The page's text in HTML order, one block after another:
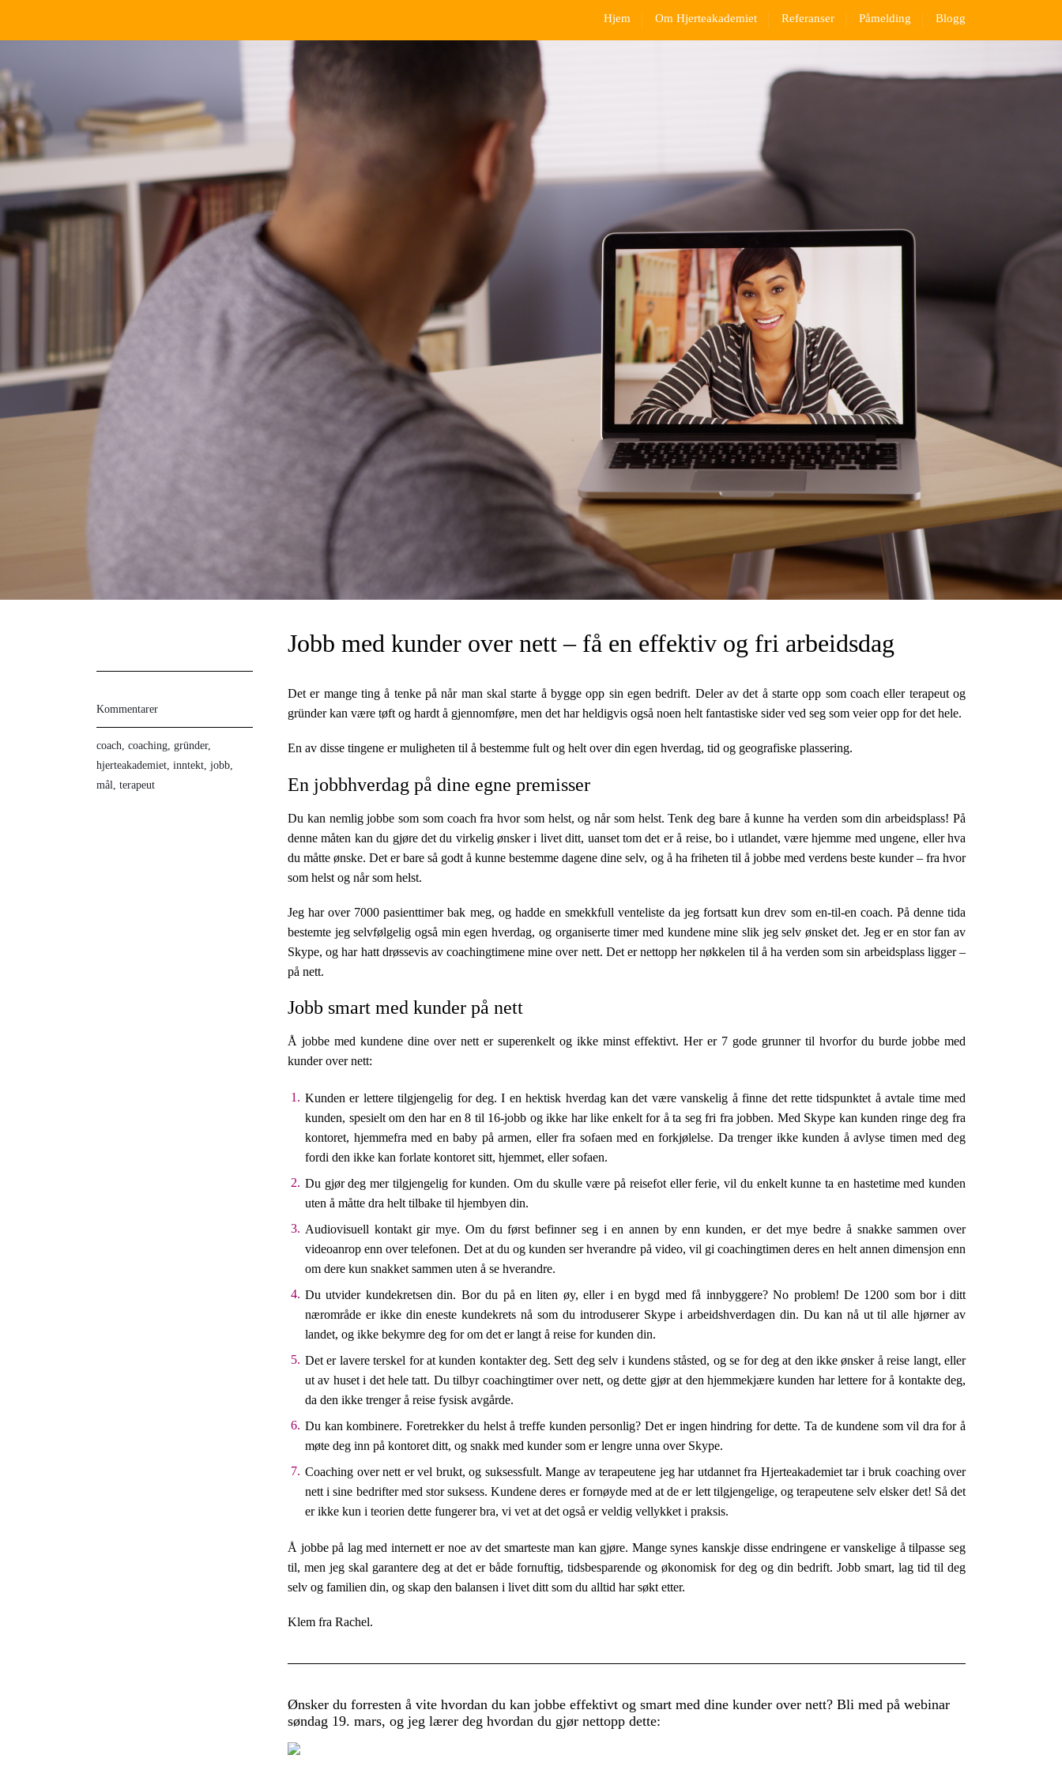
Hjem Om Hjerteakademiet Referanser Påmelding Blogg
Jobb med kunder over nett – få en effektiv og fri arbeidsdag
Kommentarer
coach coaching gründer,
hjerteakademiet inntekt jobb
mål terapeut
Det er mange ting å tenke på når man skal starte å bygge opp sin egen bedrift. Deler av det å starte opp som coach eller terapeut og
gründer kan være tøft og hardt å gjennomføre, men det har heldigvis også noen helt fantastiske sider ved seg som veier opp for det hele.
En av disse tingene er muligheten til å bestemme fult og helt over din egen hverdag, tid og geografiske plassering.
En jobbhverdag på dine egne premisser
Du kan nemlig jobbe som som coach fra hvor som helst, og når som helst. Tenk deg bare å kunne ha verden som din arbeidsplass! På
denne måten kan du gjøre det du virkelig ønsker i livet ditt, uanset tom det er å reise, bo i utlandet, være hjemme med ungene, eller hva
du måtte ønske. Det er bare så godt å kunne bestemme dagene dine selv, og å ha friheten til å jobbe med verdens beste kunder – fra hvor
som helst og når som helst.
Jeg har over 7000 pasienttimer bak meg, og hadde en smekkfull venteliste da jeg fortsatt kun drev som en-til-en coach. På denne tida
bestemte jeg selvfølgelig også min egen hverdag, og organiserte timer med kundene mine slik jeg selv ønsket det. Jeg er en stor fan av
Skype, og har hatt drøssevis av coachingtimene mine over nett. Det er nettopp her nøkkelen til å ha verden som sin arbeidsplass ligger –
på nett.
Jobb smart med kunder på nett
Å jobbe med kundene dine over nett er superenkelt og ikke minst effektivt. Her er 7 gode grunner til hvorfor du burde jobbe med
kunder over nett:
Kunden er lettere tilgjengelig for deg. I en hektisk hverdag kan det være vanskelig å finne det rette tidspunktet å avtale time med
kunden, spesielt om den har en 8 til 16-jobb og ikke har like enkelt for å ta seg fri fra jobben. Med Skype kan kunden ringe deg fra
kontoret, hjemmefra med en baby på armen, eller fra sofaen med en forkjølelse. Da trenger ikke kunden å avlyse timen med deg
fordi den ikke kan forlate kontoret sitt, hjemmet, eller sofaen.
Du gjør deg mer tilgjengelig for kunden. Om du skulle være på reisefot eller ferie, vil du enkelt kunne ta en hastetime med kunden
uten å måtte dra helt tilbake til hjembyen din.
Audiovisuell kontakt gir mye. Om du først befinner seg i en annen by enn kunden, er det mye bedre å snakke sammen over
videoanrop enn over telefonen. Det at du og kunden ser hverandre på video, vil gi coachingtimen deres en helt annen dimensjon enn
om dere kun snakket sammen uten å se hverandre.
Du utvider kundekretsen din. Bor du på en liten øy, eller i en bygd med få innbyggere? No problem! De 1200 som bor i ditt
nærområde er ikke din eneste kundekrets nå som du introduserer Skype i arbeidshverdagen din. Du kan nå ut til alle hjørner av
landet, og ikke bekymre deg for om det er langt å reise for kunden din.
Det er lavere terskel for at kunden kontakter deg. Sett deg selv i kundens ståsted, og se for deg at den ikke ønsker å reise langt, eller
ut av huset i det hele tatt. Du tilbyr coachingtimer over nett, og dette gjør at den hjemmekjære kunden har lettere for å kontakte deg,
da den ikke trenger å reise fysisk avgårde.
Du kan kombinere. Foretrekker du helst å treffe kunden personlig? Det er ingen hindring for dette. Ta de kundene som vil dra for å
møte deg inn på kontoret ditt, og snakk med kunder som er lengre unna over Skype.
Coaching over nett er vel brukt, og suksessfult. Mange av terapeutene jeg har utdannet fra Hjerteakademiet tar i bruk coaching over
nett i sine bedrifter med stor suksess. Kundene deres er fornøyde med at de er lett tilgjengelige, og terapeutene selv elsker det! Så det
er ikke kun i teorien dette fungerer bra, vi vet at det også er veldig vellykket i praksis.
Å jobbe på lag med internett er noe av det smarteste man kan gjøre. Mange synes kanskje disse endringene er vanskelige å tilpasse seg
til, men jeg skal garantere deg at det er både fornuftig, tidsbesparende og økonomisk for deg og din bedrift. Jobb smart, lag tid til deg
selv og familien din, og skap den balansen i livet ditt som du alltid har søkt etter.
Klem fra Rachel.
Ønsker du forresten å vite hvordan du kan jobbe effektivt og smart med dine kunder over nett? Bli med på webinar
søndag 19. mars, og jeg lærer deg hvordan du gjør nettopp dette: